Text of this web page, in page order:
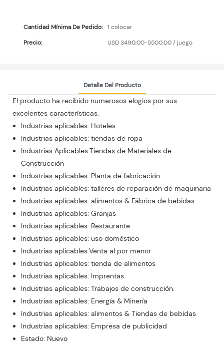
Cantidad Mínima De Pedido:
1 colocar
Precio:
USD 3490,00-5500,00 / juego
Detalle Del Producto
El producto ha recibido numerosos elogios por sus
excelentes características.
Industrias aplicables: Hoteles
Industrias aplicables: tiendas de ropa
Industrias Aplicables:Tiendas de Materiales de
Construcción
Industrias aplicables: Planta de fabricación
Industrias aplicables: talleres de reparación de maquinaria
Industrias aplicables: alimentos & Fábrica de bebidas
Industrias aplicables: Granjas
Industrias aplicables: Restaurante
Industrias aplicables: uso doméstico
Industrias aplicables:Venta al por menor
Industrias aplicables: tienda de alimentos
Industrias aplicables: Imprentas
Industrias aplicables: Trabajos de construcción.
Industrias aplicables: Energía & Minería
Industrias aplicables: alimentos & Tiendas de bebidas
Industrias aplicables: Empresa de publicidad
Estado: Nuevo